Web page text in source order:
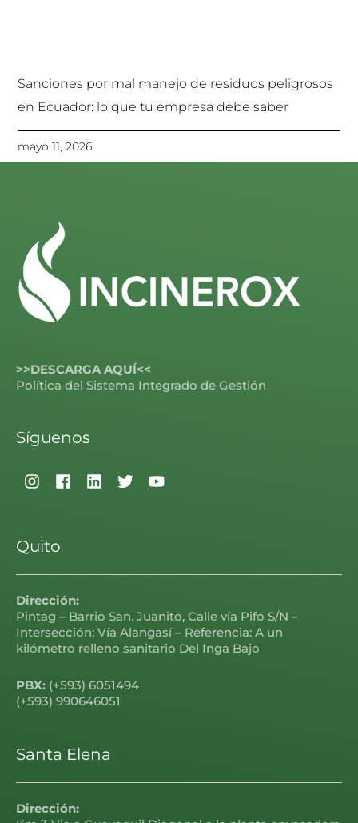
Sanciones por mal manejo de residuos peligrosos
en Ecuador: lo que tu empresa debe saber
mayo 11, 2026
>>DESCARGA AQUÍ<<
Política del Sistema Integrado de Gestión
Síguenos
Quito
Dirección:
Pintag – Barrio San. Juanito, Calle vía Pifo S/N –
Intersección: Vía Alangasí – Referencia: A un
kilómetro relleno sanitario Del Inga Bajo
PBX: (+593) 6051494
(+593) 990646051
Santa Elena
Dirección: